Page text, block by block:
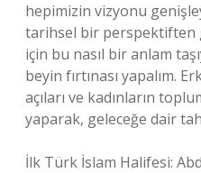
hepimizin vizyonu
tarihsel bir perspektiften
için bu nasıl bir anlam
beyin fırtınası yapalım.
açıları ve kadınların
yaparak, geleceğe dair
İlk Türk İslam Halifesi: